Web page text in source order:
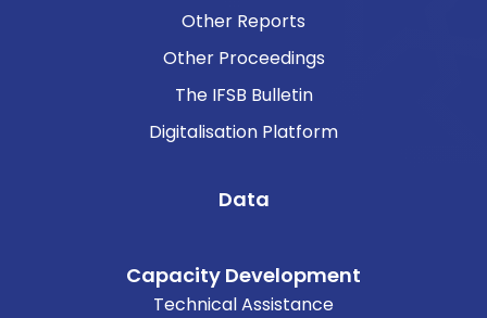
Other Reports
Other Proceedings
The IFSB Bulletin
Digitalisation Platform
Data
Capacity Development
Technical Assistance